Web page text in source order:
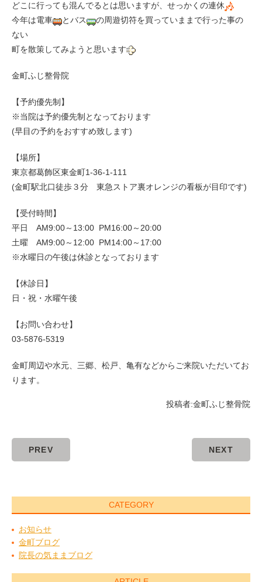
どこに行っても混んでるとは思いますが、せっかくの連休
今年は電車
とバス
の周遊切符を買っていままで行った事の
ない
町を散策してみようと思います
金町ふじ整骨院
【予約優先制】
※当院は予約優先制となっております
(早目の予約をおすすめ致します)
【場所】
東京都葛飾区東金町1-36-1-111
(金町駅北口徒歩３分 東急ストア裏オレンジの看板が目印です)
【受付時間】
平日 AM9:00～13:00 PM16:00～20:00
土曜 AM9:00～12:00 PM14:00～17:00
※水曜日の午後は休診となっております
【休診日】
日・祝・水曜午後
【お問い合わせ】
03-5876-5319
金町周辺や水元、三郷、松戸、亀有などからご来院いただいてお
ります。
投稿者:金町ふじ整骨院
PREV NEXT
CATEGORY
お知らせ
金町ブログ
院長の気ままブログ